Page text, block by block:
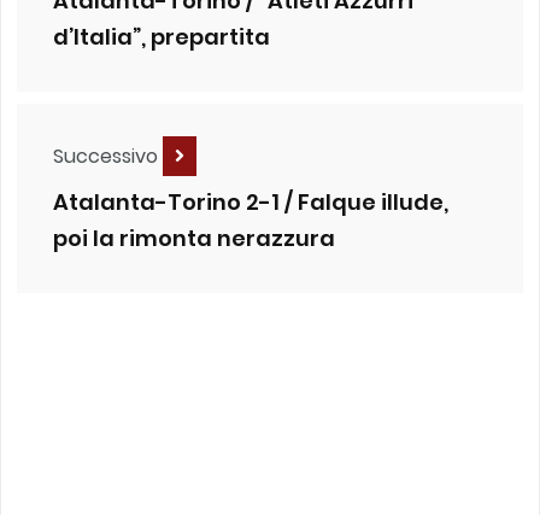
d’Italia”, prepartita
Successivo
Atalanta-Torino 2-1 / Falque illude,
poi la rimonta nerazzura